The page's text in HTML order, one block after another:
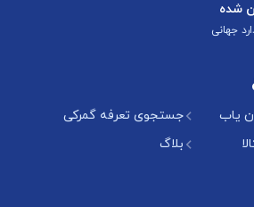
شده
جهانی
یاب
جستجوی تعرفه گمرکی
بلاگ